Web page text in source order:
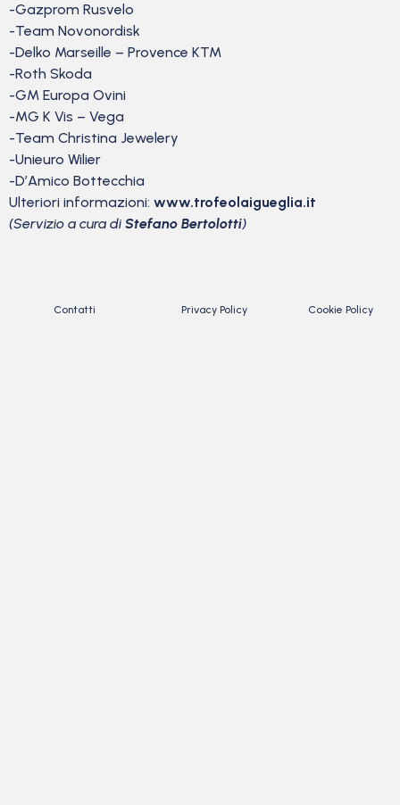
-Gazprom Rusvelo
-Team Novonordisk
-Delko Marseille – Provence KTM
-Roth Skoda
-GM Europa Ovini
-MG K Vis – Vega
-Team Christina Jewelery
-Unieuro Wilier
-D’Amico Bottecchia
Ulteriori informazioni: www.trofeolaigueglia.it
(Servizio a cura di Stefano Bertolotti)
Contatti Privacy Policy Cookie Policy